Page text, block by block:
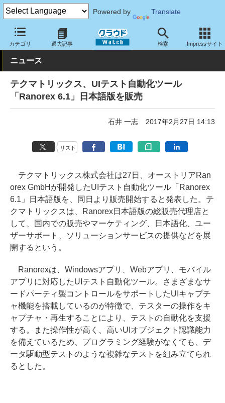
Powered by Translate
カテゴリ 過去記事 検索 Impressサイト
クラウド Watch サービス・ソフト ソフトウェア 開発関連
ニュース
テクマトリックス、UIテスト自動化ツール
「Ranorex 6.1」日本語版を販売
石井 一志 2017年2月27日 14:13
リスト
テクマトリックス株式会社は27日、オーストリアRan
orex GmbHが開発したUIテスト自動化ツール「Ranorex
6.1」日本語版を、同日より販売開始すると発表した。テ
クマトリックスは、Ranorex日本語版の総販売代理店と
して、国内での販売やマーケティング、日本語化、ユー
ザーサポート、ソリューションサービスの提供などを展
開するという。
Ranorexは、Windowsアプリ、Webアプリ、モバイル
アプリに対応したUIテスト自動化ツール。さまざまなサ
ードパーティ製コントロールをサポートしたUIキャプチ
ャ機能を搭載しているのが特徴で、テスターの操作をキ
ャプチャ・再生することにより、テストの自動化を支援
する。また操作性が高く、高いUIオブジェクト認識能力
を備えているため、プログラミング経験がなくても、デ
ータ駆動型テストのような複雑なテストを組み立てられ
るとした。